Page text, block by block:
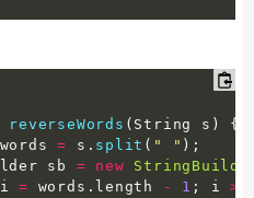
reverseWords ( String s )
{
= s . split ( " " ) ;
sb
= new
i = words . length - 1 ; i >=